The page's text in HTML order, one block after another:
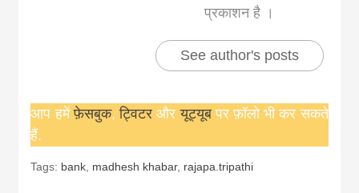
प्रकाशन है ।
See author's posts
आप हमेंफ़ेसबुक,ट्विटरऔरयूट्यूबपर फ़ॉलो भी कर सकते
हैं.
Tags: bank madhesh khabar, rajapa.tripathi